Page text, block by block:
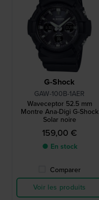
G-Shock
GAW-100B-1AER
Waveceptor 52.5 mm
Montre Ana-Digi G-Shock
Solar noire
159,00 €
● En stock
Comparer
Voir les produits